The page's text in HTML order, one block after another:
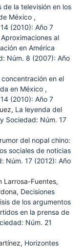
de la televisión en los
México ,
(2010): Año 7
Aproximaciones al
en América
Núm. 8 (2007): Año
concentración en el
en México ,
(2010): Año 7
La leyenda del
Sociedad: Núm. 17
del nopal chino:
sociales de noticias
Núm. 17 (2012): Año
Larrosa-Fuentes,
Decisiones
de los argumentos
en la prensa de
Núm. 21
Horizontes